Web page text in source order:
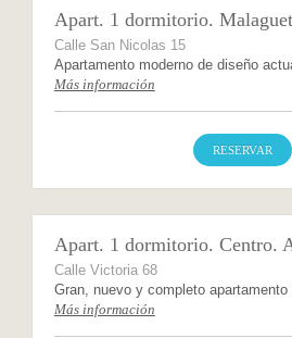
Apart. 1 dormitorio.
Calle San Nicolas 15
Apartamento moderno de diseño
Más información
RESERVAR
Apart. 1 dormitorio. Centro.
Calle Victoria 68
Gran, nuevo y completo
Más información